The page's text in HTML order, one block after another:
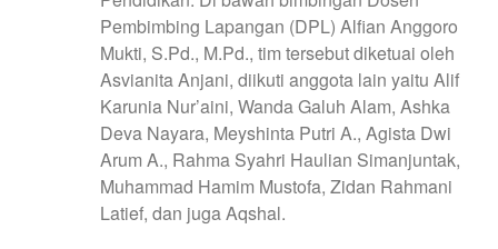
Pembimbing Lapangan (DPL) Alfian Anggoro
Mukti, S.Pd., M.Pd., tim tersebut diketuai oleh
Asvianita Anjani, diikuti anggota lain yaitu Alif
Karunia Nur’aini, Wanda Galuh Alam, Ashka
Deva Nayara, Meyshinta Putri A., Agista Dwi
Arum A., Rahma Syahri Haulian Simanjuntak,
Muhammad Hamim Mustofa, Zidan Rahmani
Latief, dan juga Aqshal.